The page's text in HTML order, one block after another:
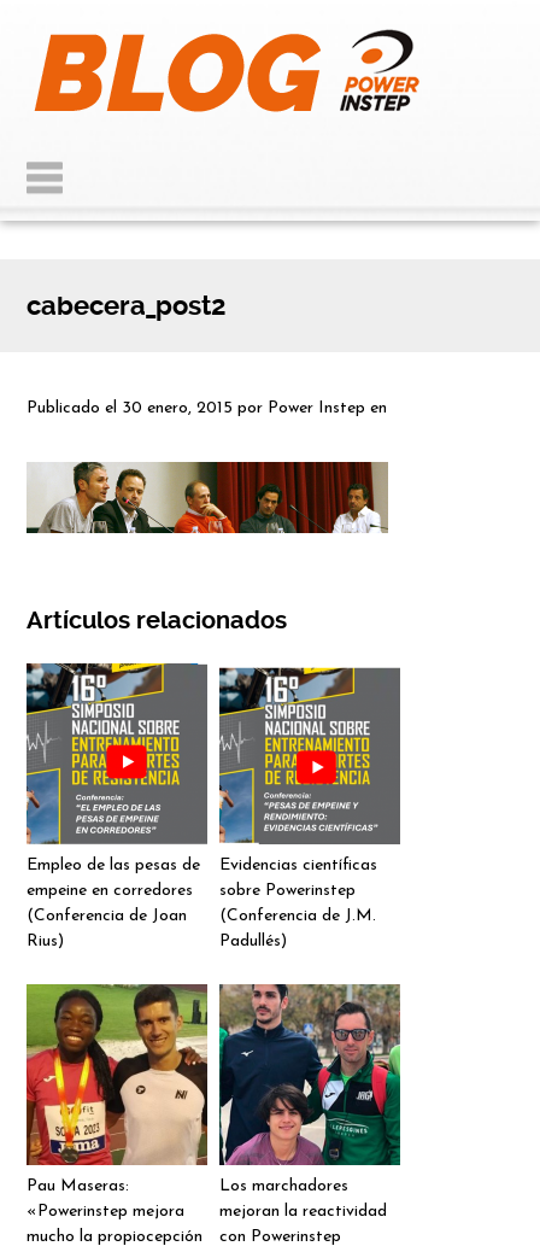
cabecera_post2
Publicado el 30 enero, 2015 por Power Instep en
Artículos relacionados
Empleo de las pesas de
empeine en corredores
(Conferencia de Joan
Rius)
Evidencias científicas
sobre Powerinstep
(Conferencia de J.M.
Padullés)
Pau Maseras:
«Powerinstep mejora
mucho la propiocepción
Los marchadores
mejoran la reactividad
con Powerinstep